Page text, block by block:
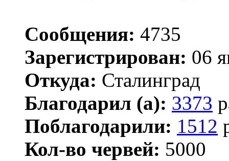
Сообщения: 4735
Зарегистрирован: 06
Откуда: Сталинград
Благодарил (а): 3373
Поблагодарили: 1512
Кол-во червей: 5000